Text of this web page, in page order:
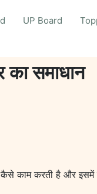
UP Board
का समाधान
काम करती है और इसमें